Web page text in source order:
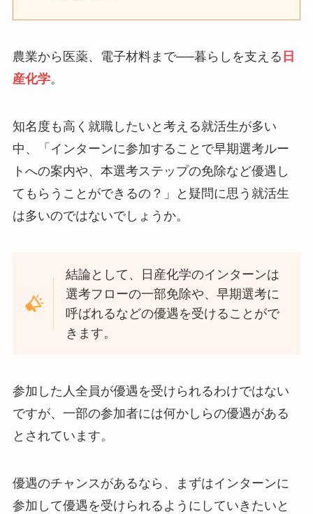
農業から医薬、電子材料まで──暮らしを支える 日
産化学。
知名度も高く就職したいと考える就活生が多い
中、「インターンに参加することで早期選考ルー
トへの案内や、本選考ステップの免除など優遇し
てもらうことができるの？」と疑問に思う就活生
は多いのではないでしょうか。
結論として、日産化学のインターンは
選考フローの一部免除や、早期選考に
呼ばれるなどの優遇を受けることがで
きます。
参加した人全員が優遇を受けられるわけではない
ですが、一部の参加者には何かしらの優遇がある
とされています。
優遇のチャンスがあるなら、まずはインターンに
参加して優遇を受けられるようにしていきたいと